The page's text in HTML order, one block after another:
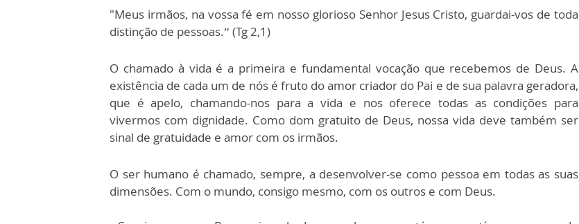
"Meus irmãos, na vossa fé em nosso glorioso Senhor Jesus Cristo, guardai-vos de toda
distinção de pessoas.” (Tg 2,1)
O chamado à vida é a primeira e fundamental vocação que recebemos de Deus. A
existência de cada um de nós é fruto do amor criador do Pai e de sua palavra geradora,
que é apelo, chamando-nos para a vida e nos oferece todas as condições para
vivermos com dignidade. Como dom gratuito de Deus, nossa vida deve também ser
sinal de gratuidade e amor com os irmãos.
O ser humano é chamado, sempre, a desenvolver-se como pessoa em todas as suas
dimensões. Com o mundo, consigo mesmo, com os outros e com Deus.